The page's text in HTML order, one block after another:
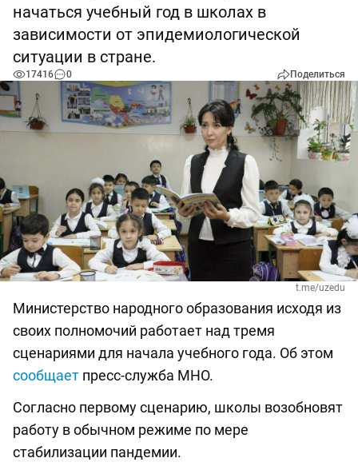
начаться учебный год в школах в
зависимости от эпидемиологической
ситуации в стране.
17416 0 Поделиться
t.me/uzedu
Министерство народного образования исходя из
своих полномочий работает над тремя
сценариями для начала учебного года. Об этом
сообщает пресс-служба МНО.
Согласно первому сценарию, школы возобновят
работу в обычном режиме по мере
стабилизации пандемии.